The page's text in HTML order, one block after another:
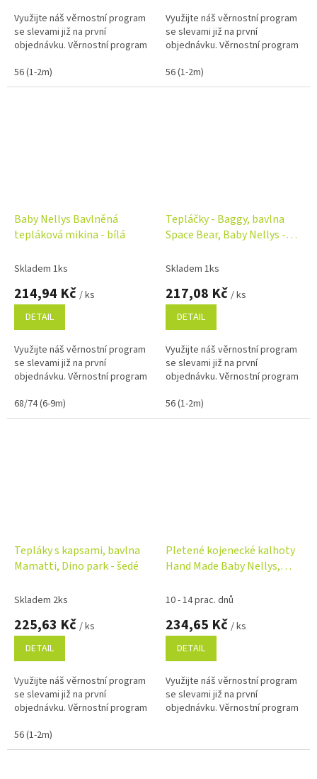
Využijte náš věrnostní program
se slevami již na první
objednávku. Věrnostní program
56 (1-2m)
Využijte náš věrnostní program
se slevami již na první
objednávku. Věrnostní program
56 (1-2m)
Baby Nellys Bavlněná
tepláková mikina - bílá
Skladem 1ks
214,94 Kč / ks
DETAIL
Využijte náš věrnostní program
se slevami již na první
objednávku. Věrnostní program
68/74 (6-9m)
Tepláčky - Baggy, bavlna
Space Bear, Baby Nellys -
Skladem 1ks
217,08 Kč / ks
DETAIL
Využijte náš věrnostní program
se slevami již na první
objednávku. Věrnostní program
56 (1-2m)
Tepláky s kapsami, bavlna
Mamatti, Dino park - šedé
Skladem 2ks
225,63 Kč / ks
DETAIL
Využijte náš věrnostní program
se slevami již na první
objednávku. Věrnostní program
56 (1-2m)
Pletené kojenecké kalhoty
Hand Made Baby Nellys,
10 - 14 prac. dnů
234,65 Kč / ks
DETAIL
Využijte náš věrnostní program
se slevami již na první
objednávku. Věrnostní program